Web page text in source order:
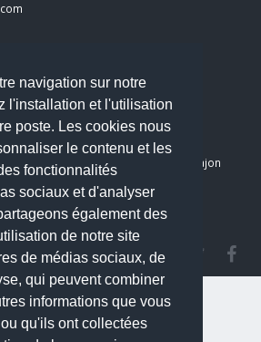
navigation sur notre
l'installation et l'utilisation
poste. Les cookies nous
le contenu et les
fonctionnalités
sociaux et d'analyser
également des
de notre site
de médias sociaux, de
qui peuvent combiner
informations que vous
qu'ils ont collectées
Chirurgien maxillo-faciale à Arpajon